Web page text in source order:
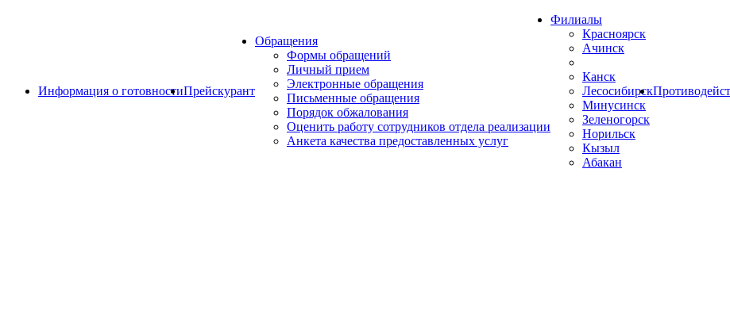
Информация о готовностиПрейскурант
Обращения
Формы обращений
Личный прием
Электронные обращения
Письменные обращения
Порядок обжалования
Оценить работу сотрудников отдела реализации
Анкета качества предоставленных услуг
Филиалы
Красноярск
Ачинск
Канск
Лесосибирск
Минусинск
Зеленогорск
Норильск
Кызыл
Абакан